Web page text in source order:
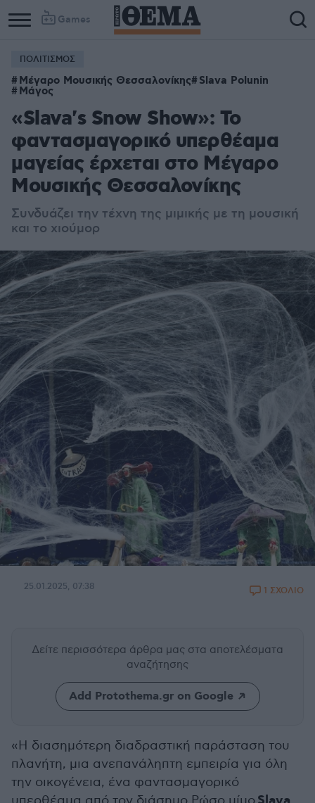
Games
ΠΟΛΙΤΙΣΜΟΣ
Μέγαρο Μουσικής Θεσσαλονίκης Slava Polunin
Μάγος
«Slava's Snow Show»: Το
φαντασμαγορικό υπερθέαμα
μαγείας έρχεται στο Μέγαρο
Μουσικής Θεσσαλονίκης
Συνδυάζει την τέχνη της μιμικής με τη μουσική
και το χιούμορ
25.01.2025, 07:38 1 ΣΧΟΛΙΟ
Δείτε περισσότερα άρθρα μας στα αποτελέσματα
αναζήτησης
Add Protothema.gr on Google
«Η διασημότερη διαδραστική παράσταση του
πλανήτη, μια ανεπανάληπτη εμπειρία για όλη
την οικογένεια, ένα φαντασμαγορικό